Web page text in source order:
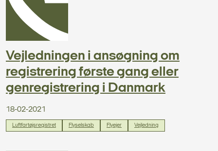
Vejledningen i ansøgning om
registrering første gang eller
genregistrering i Danmark
18-02-2021
Luftfartøjsregistret Flyselskab Flyejer Vejledning